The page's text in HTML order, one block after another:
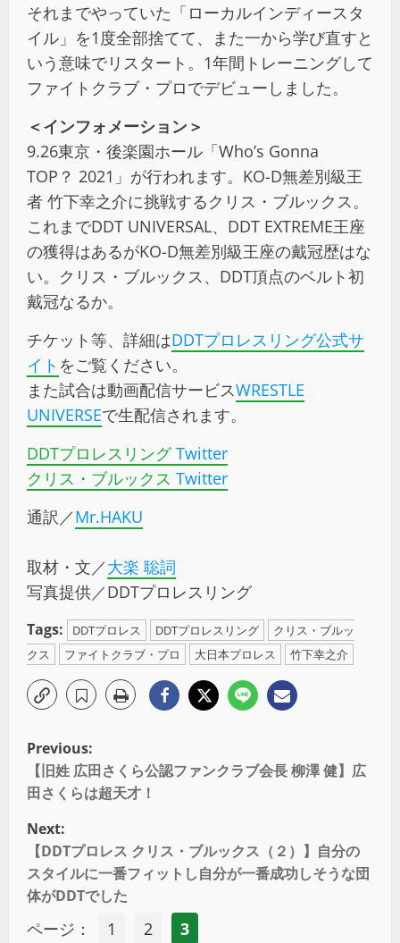
それまでやっていた「ローカルインディースタ
イル」を1度全部捨てて、また一から学び直すと
いう意味でリスタート。1年間トレーニングして
ファイトクラブ・プロでデビューしました。
＜インフォメーション＞
9.26東京・後楽園ホール「Who’s Gonna
TOP？ 2021」が行われます。KO-D無差別級王
者 竹下幸之介に挑戦するクリス・ブルックス。
これまでDDT UNIVERSAL、DDT EXTREME王座
の獲得はあるがKO-D無差別級王座の戴冠歴はな
い。クリス・ブルックス、DDT頂点のベルト初
戴冠なるか。
チケット等、詳細はDDTプロレスリング公式サ
イト をご覧ください。
また試合は動画配信サービスWRESTLE
UNIVERSEで生配信されます。
DDTプロレスリングTwitter
クリス・ブルックス Twitter
通訳／Mr.HAKU
取材・文／大楽 聡詞
写真提供／DDTプロレスリング
Tags: DDTプロレス DDTプロレスリング
クリス・ブルッ
クス
ファイトクラブ・プロ 大日本プロレス 竹下幸之介
Previous:
【旧姓 広田さくら公認ファンクラブ会長 柳澤 健】広
田さくらは超天才！
Next:
【DDTプロレス クリス・ブルックス（２）】自分の
スタイルに一番フィットし自分が一番成功しそうな団
体がDDTでした
ページ： 1 2 3